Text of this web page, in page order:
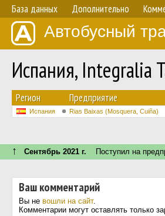
База данных Дополнительно
Автобусный
Испания, Integralia
Регион Предприятие
Испания Rias Baixas (Mosquera, Cuiña)
↑ Сентябрь 2021 г. Поступил на
Ваш комментарий
Вы не вошли на сайт.
Комментарии могут оставлять только